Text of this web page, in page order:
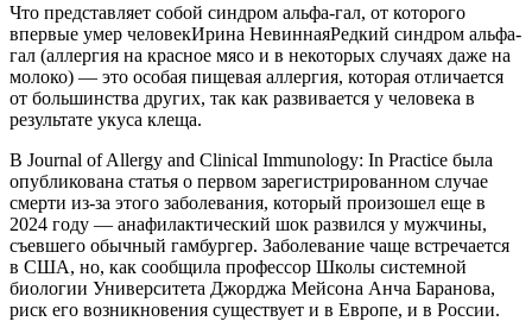
Что представляет собой синдром альфа-гал, от которого
впервые умер человекИрина НевиннаяРедкий синдром альфа-
гал (аллергия на красное мясо и в некоторых случаях даже на
молоко) — это особая пищевая аллергия, которая отличается
от большинства других, так как развивается у человека в
результате укуса клеща.
В Journal of Allergy and Clinical Immunology: In Practice была
опубликована статья о первом зарегистрированном случае
смерти из-за этого заболевания, который произошел еще в
2024 году — анафилактический шок развился у мужчины,
съевшего обычный гамбургер. Заболевание чаще встречается
в США, но, как сообщила профессор Школы системной
биологии Университета Джорджа Мейсона Анча Баранова,
риск его возникновения существует и в Европе, и в России.